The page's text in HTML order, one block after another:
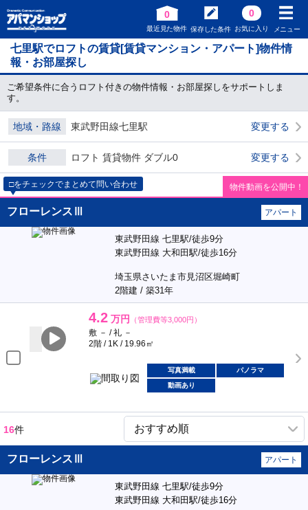
0
最近見た物件 保存した条件
0
お気に入り メニュー
七里駅でロフトの賃貸[賃貸マンション・アパート]物件情
報・お部屋探し
ご希望条件に合うロフト付きの物件情報・お部屋探しをサポートしま
す。
地域・路線 東武野田線七里駅 変更する
条件 ロフト 賃貸物件 ダブル0 変更する
□をチェックでまとめて問い合わせ 物件動画を公開中！
フローレンスⅢ アパート
東武野田線 七里駅/徒歩9分
東武野田線 大和田駅/徒歩16分
埼玉県さいたま市見沼区堀崎町
2階建 / 築31年
4.2 万円 （管理費等3,000円）
敷 － / 礼 －
2階 / 1K / 19.96㎡
写真満載
パノラマ
動画あり
16件
フローレンスⅢ アパート
東武野田線 七里駅/徒歩9分
東武野田線 大和田駅/徒歩16分